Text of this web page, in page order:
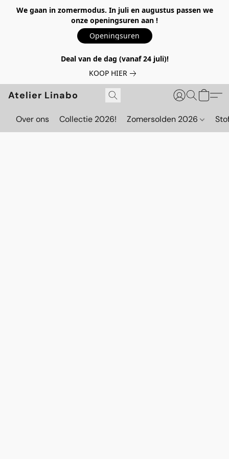
We gaan in zomermodus. In juli en augustus passen we
onze openingsuren aan !
Openingsuren
Deal van de dag (vanaf 24 juli)!
KOOP HIER
Atelier Linabo
Over ons Collectie 2026! Zomersolden 2026